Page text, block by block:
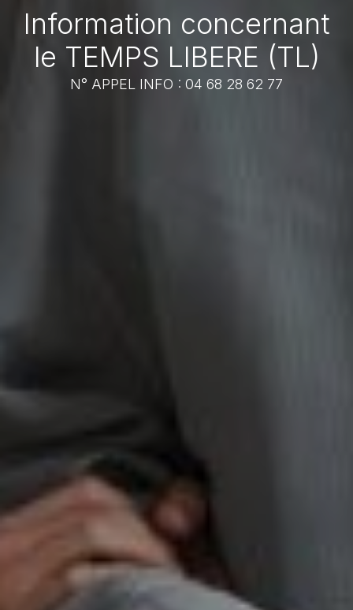
Information concernant
le TEMPS LIBERE (TL)
N° APPEL INFO : 04 68 28 62 77